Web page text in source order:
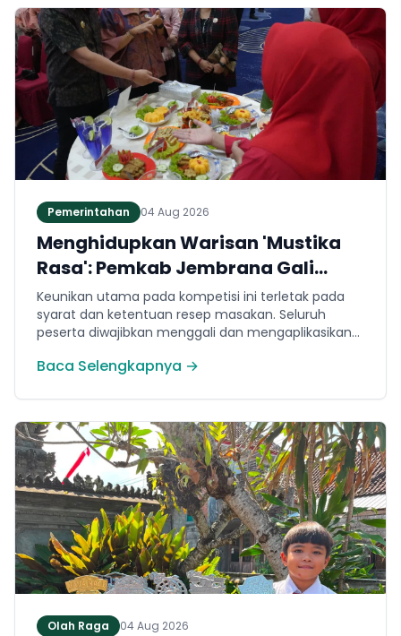
Pemerintahan 04 Aug 2026
Menghidupkan Warisan 'Mustika
Rasa': Pemkab Jembrana Gali
Keteladanan Bung Karno Lewat
Lomba Cipta Menu Kuliner
Keunikan utama pada kompetisi ini terletak pada
syarat dan ketentuan resep masakan. Seluruh
peserta diwajibkan menggali dan mengaplikasikan
Mustika Rasa—buku kumpulan resep Nusantara
Indonesia, Ir. Soekarno. Melalui panduan resep
historis tersebut, para peserta berhasil
menghidangkan berbagai kreasi olahan pangan
lokal yang tidak hanya lezat tetapi juga bergizi,
beragam, aman dan seimbang.
Baca Selengkapnya →
Olah Raga 04 Aug 2026